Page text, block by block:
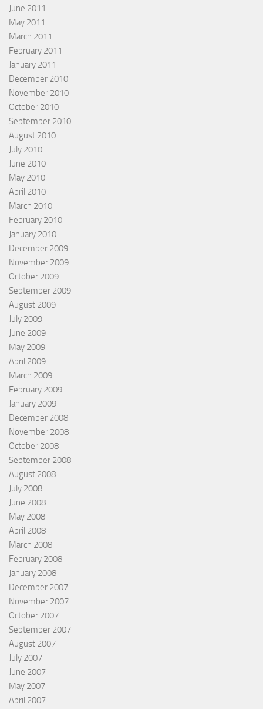
June 2011
May 2011
March 2011
February 2011
January 2011
December 2010
November 2010
October 2010
September 2010
August 2010
July 2010
June 2010
May 2010
April 2010
March 2010
February 2010
January 2010
December 2009
November 2009
October 2009
September 2009
August 2009
July 2009
June 2009
May 2009
April 2009
March 2009
February 2009
January 2009
December 2008
November 2008
October 2008
September 2008
August 2008
July 2008
June 2008
May 2008
April 2008
March 2008
February 2008
January 2008
December 2007
November 2007
October 2007
September 2007
August 2007
July 2007
June 2007
May 2007
April 2007